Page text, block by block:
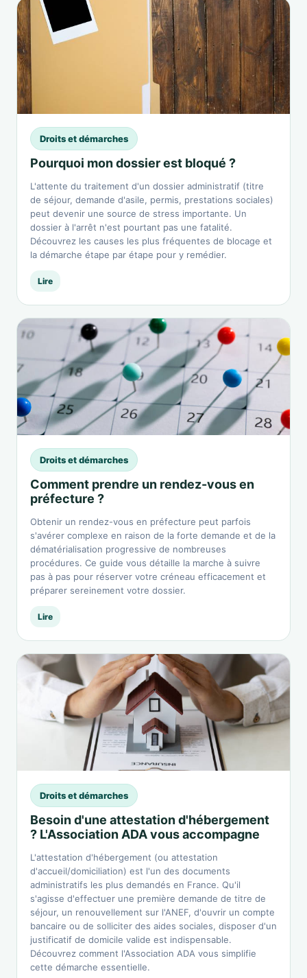
Droits et démarches
Pourquoi mon dossier est bloqué ?
L'attente du traitement d'un dossier administratif (titre
de séjour, demande d'asile, permis, prestations sociales)
peut devenir une source de stress importante. Un
dossier à l'arrêt n'est pourtant pas une fatalité.
Découvrez les causes les plus fréquentes de blocage et
la démarche étape par étape pour y remédier.
Lire
Droits et démarches
Comment prendre un rendez-vous en
préfecture ?
Obtenir un rendez-vous en préfecture peut parfois
s'avérer complexe en raison de la forte demande et de la
dématérialisation progressive de nombreuses
procédures. Ce guide vous détaille la marche à suivre
pas à pas pour réserver votre créneau efficacement et
préparer sereinement votre dossier.
Lire
Droits et démarches
Besoin d'une attestation d'hébergement
? L'Association ADA vous accompagne
L'attestation d'hébergement (ou attestation
d'accueil/domiciliation) est l'un des documents
administratifs les plus demandés en France. Qu'il
s'agisse d'effectuer une première demande de titre de
séjour, un renouvellement sur l'ANEF, d'ouvrir un compte
bancaire ou de solliciter des aides sociales, disposer d'un
justificatif de domicile valide est indispensable.
Découvrez comment l'Association ADA vous simplifie
cette démarche essentielle.